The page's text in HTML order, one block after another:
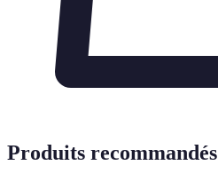
Produits recommandés